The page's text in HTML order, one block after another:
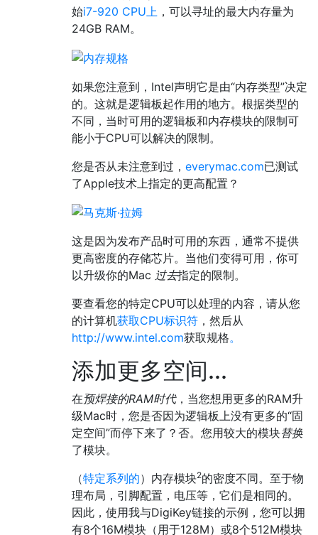
始i7-920 CPU上 ，可以寻址的最大内存量为
24GB RAM。
如果您注意到，Intel声明它是由“内存类型”决定
的。这就是逻辑板起作用的地方。根据类型的
不同，当时可用的逻辑板和内存模块的限制可
能小于CPU可以解决的限制。
您是否从未注意到过， everymac.com已测试
了Apple技术上指定的更高配置？
这是因为发布产品时可用的东西，通常不提供
更高密度的存储芯片。当他们变得可用，你可
以升级你的Mac 过去指定的限制。
要查看您的特定CPU可以处理的内容，请从您
的计算机获取CPU标识符 ，然后从
http://www.intel.com获取规格。
添加更多空间...
在预焊接的RAM时代，当您想用更多的RAM升
级Mac时，您是否因为逻辑板上没有更多的“固
定空间”而停下来了？否。您用较大的模块替换
了模块。
（特定系列的）内存模块2的密度不同。至于物
理布局，引脚配置，电压等，它们是相同的。
因此，使用我与DigiKey链接的示例，您可以拥
有8个16M模块（用于128M）或8个512M模块